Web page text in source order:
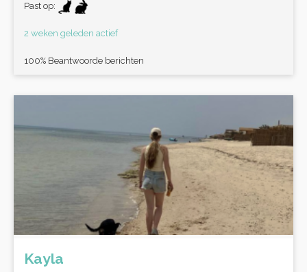
Past op:
2 weken geleden actief
100% Beantwoorde berichten
Kayla